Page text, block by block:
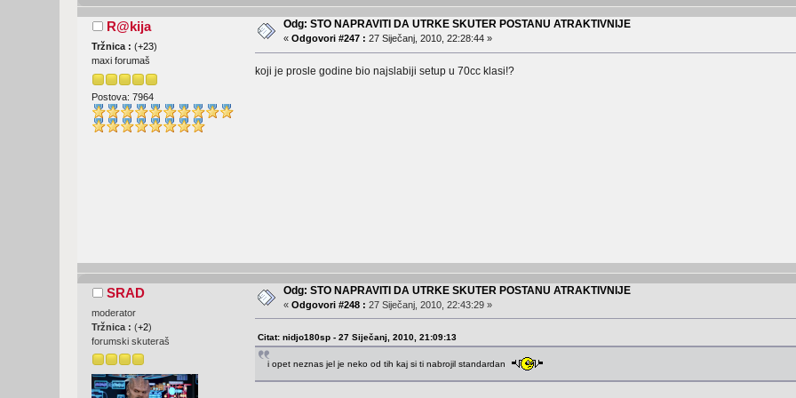
R@kija
Tržnica :(+23)
maxi forumaš
Postova: 7964
Odg: STO NAPRAVITI DA UTRKE SKUTER POSTANU ATRAKTIVNIJE
«Odgovori #247 : 27 Siječanj, 2010, 22:28:44 »
koji je prosle godine bio najslabiji setup u 70cc klasi!?
SRAD
moderator
Tržnica :(+2)
forumski skuteraš
Odg: STO NAPRAVITI DA UTRKE SKUTER POSTANU ATRAKTIVNIJE
«Odgovori #248 : 27 Siječanj, 2010, 22:43:29 »
Citat: nidjo180sp - 27 Siječanj, 2010, 21:09:13
i opet neznas jel je neko od tih kaj si ti nabrojil standardan